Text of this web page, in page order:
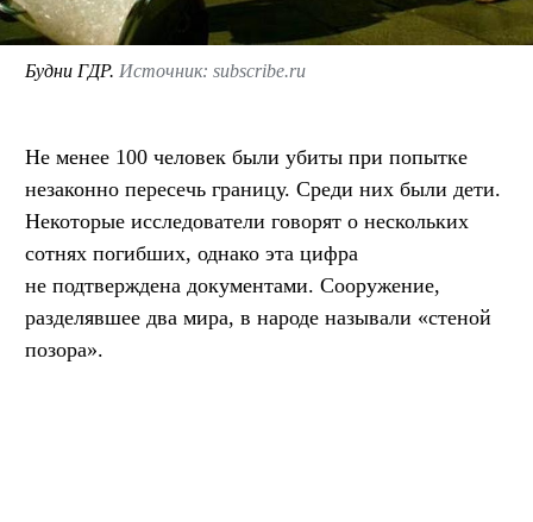
Будни ГДР. Источник: subscribe.ru
Не менее 100 человек были убиты при попытке
незаконно пересечь границу. Среди них были дети.
Некоторые исследователи говорят о нескольких
сотнях погибших, однако эта цифра
не подтверждена документами. Сооружение,
разделявшее два мира, в народе называли «стеной
позора».